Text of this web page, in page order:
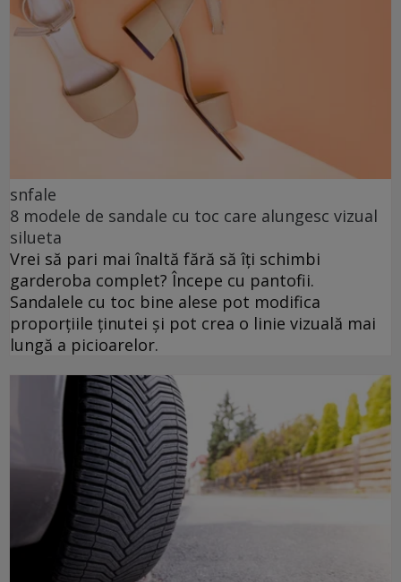
snfale
8 modele de sandale cu toc care alungesc vizual
silueta
Vrei să pari mai înaltă fără să îți schimbi
garderoba complet? Începe cu pantofii.
Sandalele cu toc bine alese pot modifica
proporțiile ținutei și pot crea o linie vizuală mai
lungă a picioarelor.